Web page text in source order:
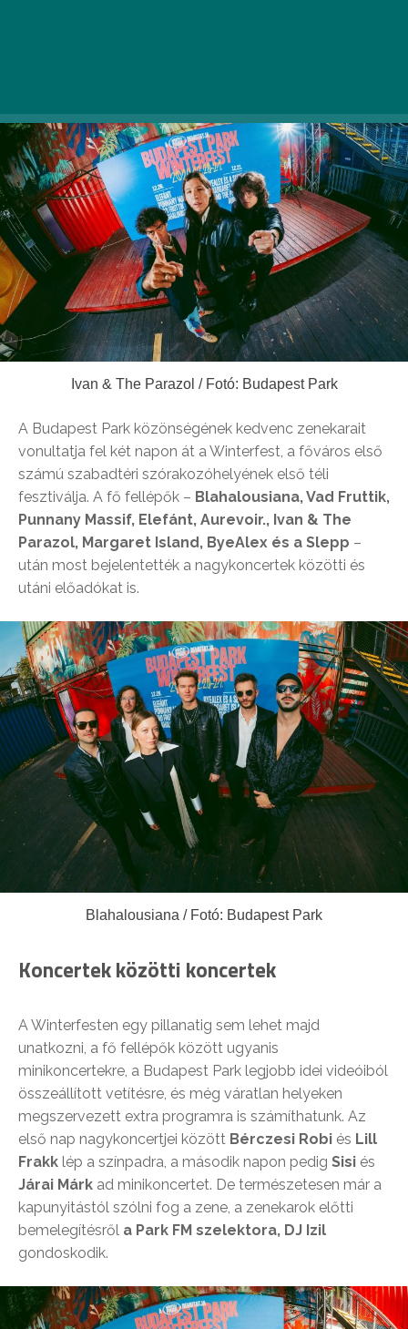
Ivan & The Parazol / Fotó: Budapest Park
A Budapest Park közönségének kedvenc zenekarait
vonultatja fel két napon át a Winterfest, a főváros első
számú szabadtéri szórakozóhelyének első téli
fesztiválja. A fő fellépők – Blahalousiana, Vad Fruttik,
Punnany Massif, Elefánt, Aurevoir., Ivan & The
Parazol, Margaret Island, ByeAlex és a Slepp –
után most bejelentették a nagykoncertek közötti és
utáni előadókat is.
Blahalousiana / Fotó: Budapest Park
Koncertek közötti koncertek
A Winterfesten egy pillanatig sem lehet majd
unatkozni, a fő fellépők között ugyanis
minikoncertekre, a Budapest Park legjobb idei videóiból
összeállított vetítésre, és még váratlan helyeken
megszervezett extra programra is számíthatunk. Az
első nap nagykoncertjei között Bérczesi Robi és Lill
Frakk lép a színpadra, a második napon pedig Sisi és
Járai Márk ad minikoncertet. De természetesen már a
kapunyitástól szólni fog a zene, a zenekarok előtti
bemelegítésről a Park FM szelektora, DJ Izil
gondoskodik.